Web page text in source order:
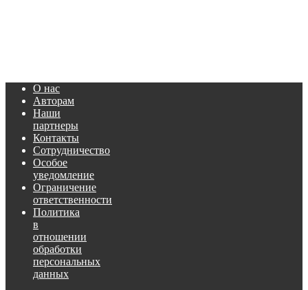
О нас
Авторам
Наши
партнеры
Контакты
Сотрудничество
Особое
уведомление
Ограничение
ответственности
Политика
в
отношении
обработки
персональных
данных